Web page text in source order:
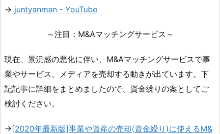
→ juntyanman - YouTube
～注目：M&Aマッチングサービス～
現在、景況感の悪化に伴い、M&Aマッチングサービスで事
業やサービス、メディアを売却する動きが出ています。下
記記事に詳細をまとめましたので、資金繰りの案としてご
検討ください。
→[2020年最新版]事業や資産の売却(資金繰り)に使えるM&